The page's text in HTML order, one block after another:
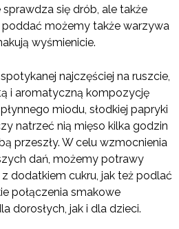
się drób, ale także
możemy także warzywa
wyśmienicie.
najczęściej na ruszcie,
i aromatyczną kompozycję
miodu, słodkiej papryki
natrzeć nią mięso kilka godzin
przeszły. W celu wzmocnienia
dań, możemy potrawy
dodatkiem cukru, jak też podlać
połączenia smakowe
dorosłych, jak i dla dzieci.